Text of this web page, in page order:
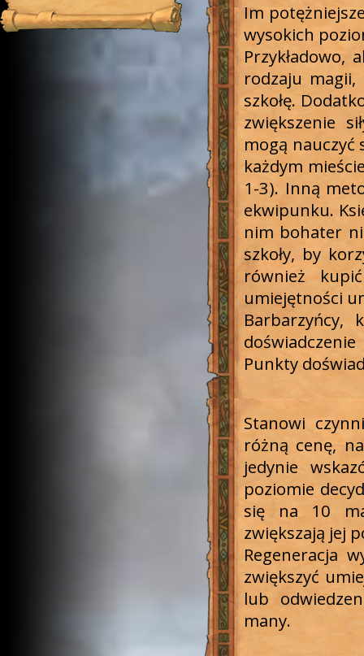
Im
wysokich
Przykładowo,
rodzaju
szkołę.
zwiększenie
mogą nauczyć
każdym
1-3). Inną
ekwipunku.
nim bohater
szkoły, by
również
umiejętności
Barbarzyńcy,
Punkty
Stanowi
różną cenę,
jedynie
poziomie
się na 10
zwiększają jej
Regeneracja
zwiększyć
lub
many.